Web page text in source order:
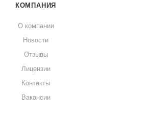
КОМПАНИЯ
О компании
Новости
Отзывы
Лицензии
Контакты
Вакансии